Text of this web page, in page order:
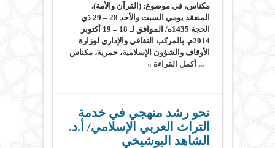
مكناس، في موضوع: (القرآن والأمة).
المنعقد يومي السبت والأحد 28 – 29 ذي
الحجة 1435ه/ الموافق لـ 18 – 19 أكتوبر
2014م. بالمركب الثقافي والإداري لوزارة
الأوقاف والشؤون الإسلامية، حمرية، مكناس
– ... أكمل القراءة »
نحو رشد منهجي في خدمة
التراث العربي الإسلامي/ أ.د.
الشاهد البوشيخي